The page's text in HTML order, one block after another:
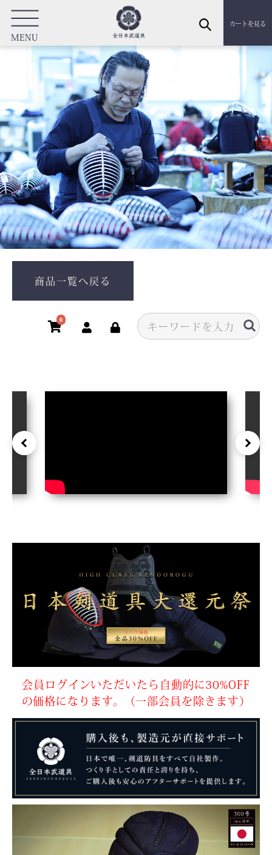
MENU
カートを見る
商品一覧へ戻る
0
会員ログインいただいたら自動的に30%OFF
の価格になります。（一部会員を除きます）